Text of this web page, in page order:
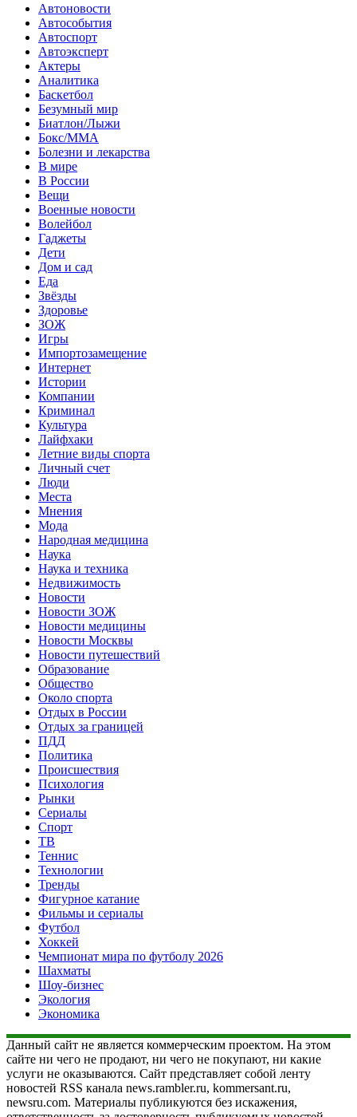
Автоновости
Автособытия
Автоспорт
Автоэксперт
Актеры
Аналитика
Баскетбол
Безумный мир
Биатлон/Лыжи
Бокс/MMA
Болезни и лекарства
В мире
В России
Вещи
Военные новости
Волейбол
Гаджеты
Дети
Дом и сад
Еда
Звёзды
Здоровье
ЗОЖ
Игры
Импортозамещение
Интернет
Истории
Компании
Криминал
Культура
Лайфхаки
Летние виды спорта
Личный счет
Люди
Места
Мнения
Мода
Народная медицина
Наука
Наука и техника
Недвижимость
Новости
Новости ЗОЖ
Новости медицины
Новости Москвы
Новости путешествий
Образование
Общество
Около спорта
Отдых в России
Отдых за границей
ПДД
Политика
Происшествия
Психология
Рынки
Сериалы
Спорт
ТВ
Теннис
Технологии
Тренды
Фигурное катание
Фильмы и сериалы
Футбол
Хоккей
Чемпионат мира по футболу 2026
Шахматы
Шоу-бизнес
Экология
Экономика
Данный сайт не является коммерческим проектом. На этом
сайте ни чего не продают, ни чего не покупают, ни какие
услуги не оказываются. Сайт представляет собой ленту
новостей RSS канала news.rambler.ru, kommersant.ru,
newsru.com. Материалы публикуются без искажения,